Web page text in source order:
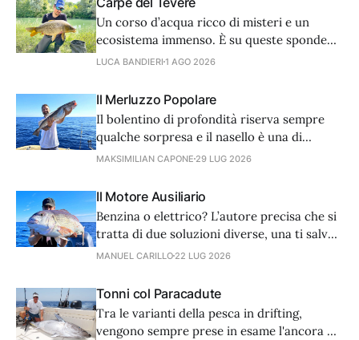
Un corso d’acqua ricco di misteri e un
ecosistema immenso. È su queste sponde
che ho calato le mie lenze innumerevoli
che partono a razzo e ti fanno infuocare la
frizione.
LUCA BANDIERI 1 AGO 2026
Il Merluzzo Popolare
Il bolentino di profondità riserva sempre
qualche sorpresa e il nasello è una di
queste. Non è una preda molto divertente,
preludio di un ottimo pasto per le sue
inconfondibili delicate, gustose e bianche
carni.
MAKSIMILIAN CAPONE 29 LUG 2026
Il Motore Ausiliario
Benzina o elettrico? L’autore precisa che si
tratta di due soluzioni diverse, una ti salva
in caso di panne, l’altra è più utile a pesca.
dotazione ideale prevede entrambe le
soluzioni.
MANUEL CARILLO 22 LUG 2026
Tonni col Paracadute
Tra le varianti della pesca in drifting,
vengono sempre prese in esame l'ancora o